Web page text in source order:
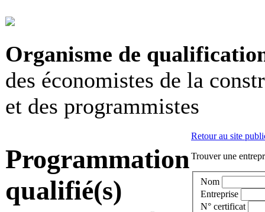
Organisme de
des économistes de la
et des programmistes
Programmation
qualifié(s)
Retour au site
Trouver une
Nom
Entreprise
N° certificat